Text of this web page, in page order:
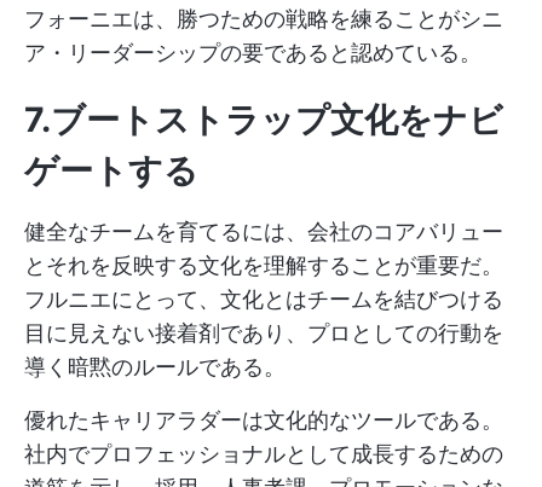
フォーニエは、勝つための戦略を練ることがシニ
ア・リーダーシップの要であると認めている。
7.ブートストラップ文化をナビ
ゲートする
健全なチームを育てるには、会社のコアバリュー
とそれを反映する文化を理解することが重要だ。
フルニエにとって、文化とはチームを結びつける
目に見えない接着剤であり、プロとしての行動を
導く暗黙のルールである。
優れたキャリアラダーは文化的なツールである。
社内でプロフェッショナルとして成長するための